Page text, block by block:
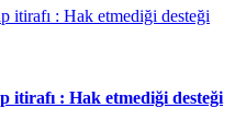
itirafı : Hak etmediği desteği